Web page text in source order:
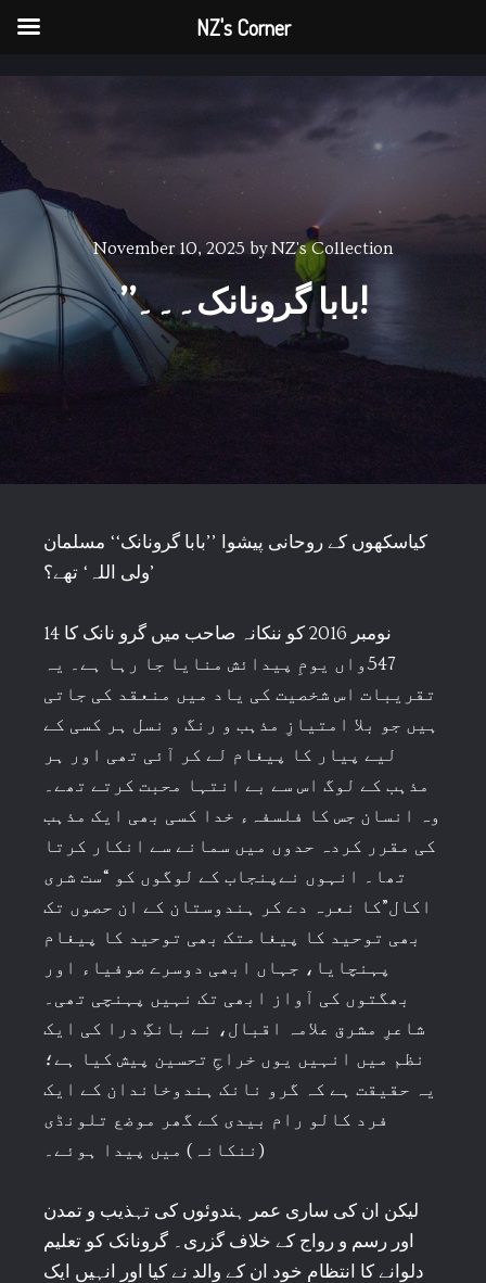
NZ's Corner
November 10, 2025 byNZ's Collection
’’بابا گرونانک۔۔۔!
کیاسکھوں کے روحانی پیشوا ’’بابا گرونانک‘‘ مسلمان
’ولی اللہ‘ تھے؟
14 نومبر 2016 کو ننکانہ صاحب میں گرو نانک کا
547واں یومِ پیدائش منایا جا رہا ہے۔ یہ
تقریبات اس شخصیت کی یاد میں منعقد کی جاتی
ہیں جو بلا امتیازِ مذہب و رنگ و نسل ہر کسی کے
لیے پیار کا پیغام لے کر آئی تھی اور ہر
مذہب کے لوگ اس سے بے انتہا محبت کرتے تھے۔
وہ انسان جس کا فلسفہء خدا کسی بھی ایک مذہب
کی مقرر کردہ حدوں میں سمانے سے انکار کرتا
تھا۔ انہوں نےپنجاب کے لوگوں کو “ست شری
اکال”کا نعرہ دے کر ہندوستان کے ان حصوں تک
بھی توحید کا پیغامتک بھی توحید کا پیغام
پہنچایا، جہاں ابھی دوسرے صوفیاء اور
بھگتوں کی آواز ابھی تک نہیں پہنچی تھی۔
شاعرِ مشرق علامہ اقبال، نے بانگِ درا کی ایک
نظم میں انہیں یوں خراجِ تحسین پیش کیا ہے؛
یہ حقیقت ہے کہ گرو نانک ہندوخاندان کے ایک
فرد کالو رام بیدی کے گھر موضع تلونڈی
(ننکانہ) میں پیدا ہوئے۔
لیکن ان کی ساری عمر ہندوئوں کی تہذیب و تمدن
اور رسم و رواج کے خلاف گزری۔ گرونانک کو تعلیم
دلوانے کا انتظام خود ان کے والد نے کیا اور انہیں ایک
NZ's Corner